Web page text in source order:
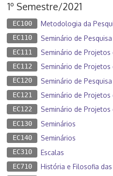
1º Semestre/2021
EC100 Metodologia da Pesquisa
EC110 Seminário de
EC111 Seminário de Projetos
EC112 Seminário de Projetos
EC120 Seminário de
EC121 Seminário de
EC122 Seminário de Projetos
EC130 Seminários
EC140 Seminários
EC310 Escalas
EC710 História e Filosofia das